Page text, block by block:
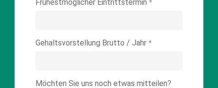
Frühestmöglicher Eintrittstermin *
Gehaltsvorstellung Brutto / Jahr *
Möchten Sie uns noch etwas mitteilen?